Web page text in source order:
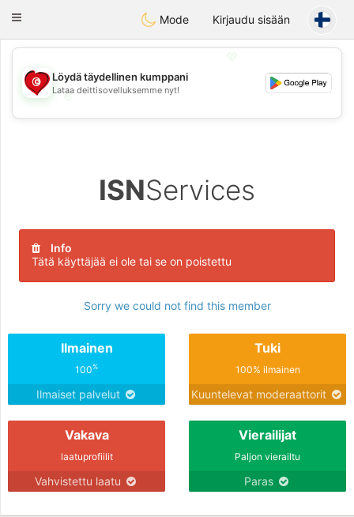
Tunisia Dating
Toggle
Mode Kirjaudu sisään
💖
💕
Löydä täydellinen kumppani
Lataa deittisovelluksemme nyt!
ISNServices
Info
Tätä käyttäjää ei ole tai se on poistettu
Sorry we could not find this member
Ilmainen
100%
Ilmaiset palvelut
Tuki
100% ilmainen
Kuuntelevat moderaattorit
Vakava
laatuprofiilit
Vahvistettu laatu
Vierailijat
Paljon vierailtu
Paras